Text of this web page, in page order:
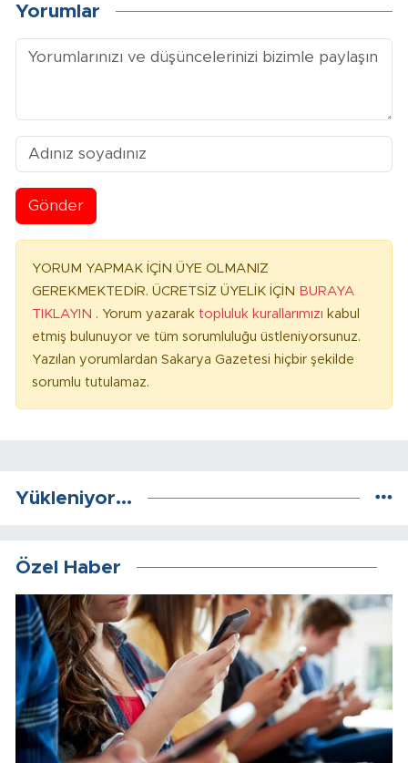
Yorumlar
Gönder
YORUM YAPMAK İÇİN ÜYE OLMANIZ
GEREKMEKTEDİR. ÜCRETSİZ ÜYELİK İÇİN BURAYA
TIKLAYIN . Yorum yazarak topluluk kurallarımızı kabul
etmiş bulunuyor ve tüm sorumluluğu üstleniyorsunuz.
Yazılan yorumlardan Sakarya Gazetesi hiçbir şekilde
sorumlu tutulamaz.
Yükleniyor...
Özel Haber